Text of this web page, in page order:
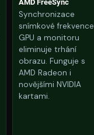
AMD FreeSync
Synchronizace
snímkové frekvence
GPU a monitoru
eliminuje trhání
obrazu. Funguje s
AMD Radeon i
novějšími NVIDIA
kartami.